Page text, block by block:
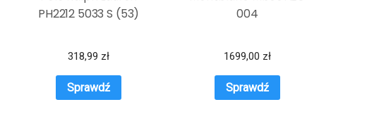
PH2212 5033 S (53)
318,99 zł
Sprawdź
004
1699,00 zł
Sprawdź